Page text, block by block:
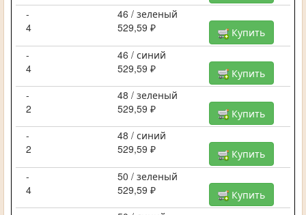
-
46 / зеленый
4
529,59 ₽
Купить
-
46 / синий
4
529,59 ₽
Купить
-
48 / зеленый
2
529,59 ₽
Купить
-
48 / синий
2
529,59 ₽
Купить
-
50 / зеленый
4
529,59 ₽
Купить